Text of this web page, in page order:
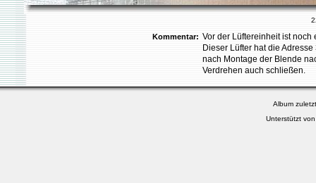
Kommentar: Vor der Lüftereinheit ist
Dieser Lüfter hat die
nach Montage der Blende
Verdrehen auch schließen.
Album
Unterstützt